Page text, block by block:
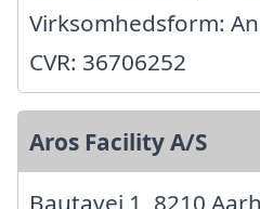
Virksomhedsform:
CVR: 36706252
Aros Facility A/S
Bautavej 1, 8210